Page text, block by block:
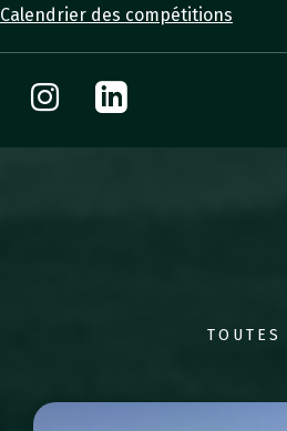
Calendrier des compétitions